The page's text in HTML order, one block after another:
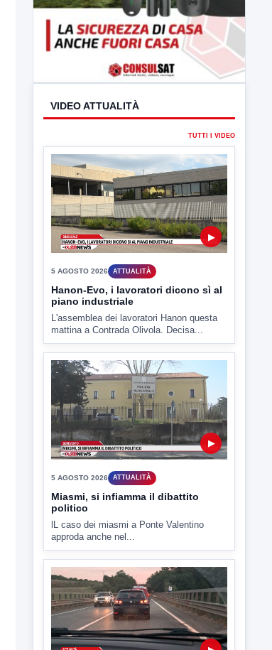
VIDEO ATTUALITÀ
▶
5 AGOSTO 2026 ATTUALITÀ
Hanon-Evo, i lavoratori dicono sì al
piano industriale
L'assemblea dei lavoratori Hanon questa
mattina a Contrada Olivola. Decisa...
▶
5 AGOSTO 2026 ATTUALITÀ
Miasmi, si infiamma il dibattito